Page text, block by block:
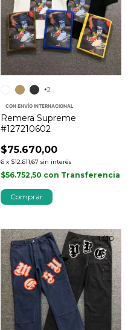
CON ENVÍO INTERNACIONAL
Remera Supreme
#127210602
$75.670,00
6 x $12.611,67 sin interés
$56.752,50 con Transferencia
+2
Comprar
1/10